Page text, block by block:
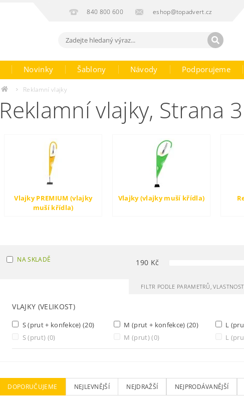
840 800 600 eshop@topadvert.cz
Novinky Šablony Návody Podporujeme
Reklamní vlajky
Reklamní vlajky, Strana 3
Vlajky PREMIUM (vlajky
muší křídla)
Vlajky (vlajky muší křídla)
NA SKLADĚ 190 Kč
FILTR PODLE PARAMETRŮ,
VLAJKY (VELIKOST)
S (prut + konfekce)(20) M (prut + konfekce) (20) L
S (prut) (0) M (prut)(0) L
DOPORUČUJEME NEJLEVNĚJŠÍ NEJDRAŽŠÍ NEJPRODÁVANĚJŠÍ